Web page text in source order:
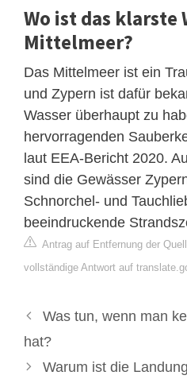
Wo ist das klarste
Mittelmeer?
Das Mittelmeer ist ein
und Zypern ist dafür
Wasser überhaupt zu
hervorragenden
laut EEA-Bericht 2020.
sind die Gewässer
Schnorchel- und
beeindruckende
Antrag auf Entfernung der
vollständige Antwort auf
Was tun, wenn man
hat?
Warum ist die